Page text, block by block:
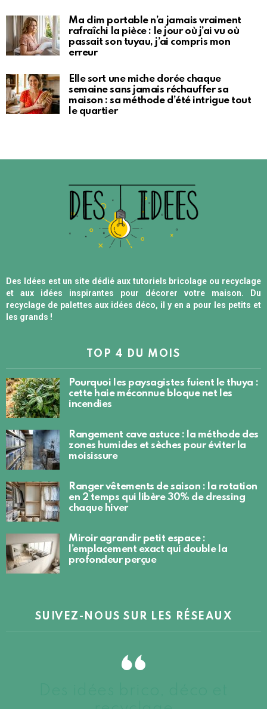
Ma clim portable n’a jamais vraiment
rafraîchi la pièce : le jour où j’ai vu où
passait son tuyau, j’ai compris mon
erreur
Elle sort une miche dorée chaque
semaine sans jamais réchauffer sa
maison : sa méthode d’été intrigue tout
le quartier
Des Idées est un site dédié aux tutoriels bricolage ou recyclage
et aux idées inspirantes pour décorer votre maison. Du
recyclage de palettes aux idées déco, il y en a pour les petits et
les grands !
TOP 4 DU MOIS
Pourquoi les paysagistes fuient le thuya :
cette haie méconnue bloque net les
incendies
Rangement cave astuce : la méthode des
zones humides et sèches pour éviter la
moisissure
Ranger vêtements de saison : la rotation
en 2 temps qui libère 30% de dressing
chaque hiver
Miroir agrandir petit espace :
l’emplacement exact qui double la
profondeur perçue
SUIVEZ-NOUS SUR LES RÉSEAUX